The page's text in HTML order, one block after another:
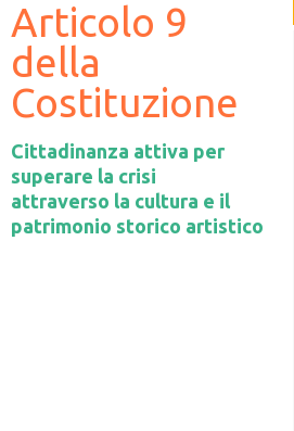
Articolo 9
della
Costituzione
Cittadinanza attiva per
superare la crisi
attraverso la cultura e il
patrimonio storico artistico